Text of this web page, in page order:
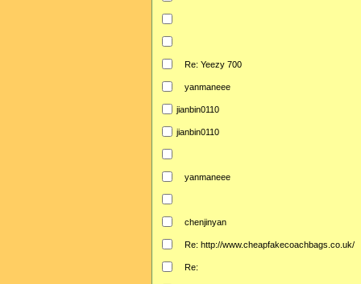
Re: Yeezy 700
yanmaneee
jianbin0110
jianbin0110
yanmaneee
chenjinyan
Re: http://www.cheapfakecoachbags.co.uk/
Re: